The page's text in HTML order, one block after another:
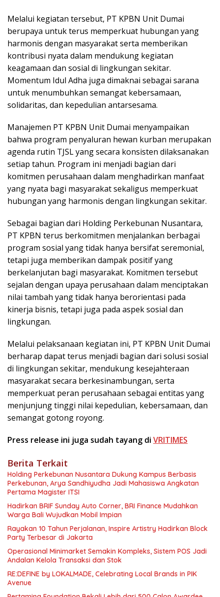
Melalui kegiatan tersebut, PT KPBN Unit Dumai
berupaya untuk terus memperkuat hubungan yang
harmonis dengan masyarakat serta memberikan
kontribusi nyata dalam mendukung kegiatan
keagamaan dan sosial di lingkungan sekitar.
Momentum Idul Adha juga dimaknai sebagai sarana
untuk menumbuhkan semangat kebersamaan,
solidaritas, dan kepedulian antarsesama.
Manajemen PT KPBN Unit Dumai menyampaikan
bahwa program penyaluran hewan kurban merupakan
agenda rutin TJSL yang secara konsisten dilaksanakan
setiap tahun. Program ini menjadi bagian dari
komitmen perusahaan dalam menghadirkan manfaat
yang nyata bagi masyarakat sekaligus memperkuat
hubungan yang harmonis dengan lingkungan sekitar.
Sebagai bagian dari Holding Perkebunan Nusantara,
PT KPBN terus berkomitmen menjalankan berbagai
program sosial yang tidak hanya bersifat seremonial,
tetapi juga memberikan dampak positif yang
berkelanjutan bagi masyarakat. Komitmen tersebut
sejalan dengan upaya perusahaan dalam menciptakan
nilai tambah yang tidak hanya berorientasi pada
kinerja bisnis, tetapi juga pada aspek sosial dan
lingkungan.
Melalui pelaksanaan kegiatan ini, PT KPBN Unit Dumai
berharap dapat terus menjadi bagian dari solusi sosial
di lingkungan sekitar, mendukung kesejahteraan
masyarakat secara berkesinambungan, serta
memperkuat peran perusahaan sebagai entitas yang
menjunjung tinggi nilai kepedulian, kebersamaan, dan
semangat gotong royong.
Press release ini juga sudah tayang di VRITIMES
Berita Terkait
Holding Perkebunan Nusantara Dukung Kampus Berbasis
Perkebunan, Arya Sandhiyudha Jadi Mahasiswa Angkatan
Pertama Magister ITSI
Hadirkan BRIF Sunday Auto Corner, BRI Finance Mudahkan
Warga Bali Wujudkan Mobil Impian
Rayakan 10 Tahun Perjalanan, Inspire Artistry Hadirkan Block
Party Terbesar di Jakarta
Operasional Minimarket Semakin Kompleks, Sistem POS Jadi
Andalan Kelola Transaksi dan Stok
RE:DEFINE by LOKALMADE, Celebrating Local Brands in PIK
Avenue